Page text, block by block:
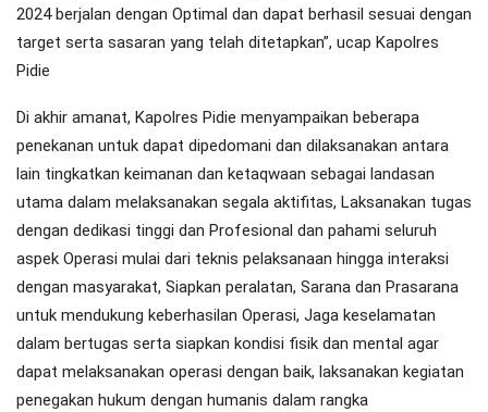
2024 berjalan dengan Optimal dan dapat berhasil sesuai dengan
target serta sasaran yang telah ditetapkan”, ucap Kapolres
Pidie
Di akhir amanat, Kapolres Pidie menyampaikan beberapa
penekanan untuk dapat dipedomani dan dilaksanakan antara
lain tingkatkan keimanan dan ketaqwaan sebagai landasan
utama dalam melaksanakan segala aktifitas, Laksanakan tugas
dengan dedikasi tinggi dan Profesional dan pahami seluruh
aspek Operasi mulai dari teknis pelaksanaan hingga interaksi
dengan masyarakat, Siapkan peralatan, Sarana dan Prasarana
untuk mendukung keberhasilan Operasi, Jaga keselamatan
dalam bertugas serta siapkan kondisi fisik dan mental agar
dapat melaksanakan operasi dengan baik, laksanakan kegiatan
penegakan hukum dengan humanis dalam rangka